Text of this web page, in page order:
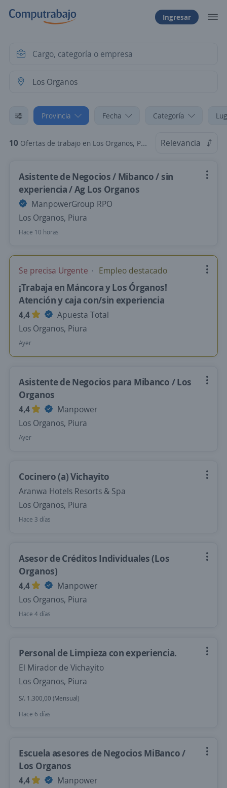
Ingresar
Provincia Fecha Categoría
10 Ofertas de trabajo en Los Organos, Piura Relevancia
Asistente de Negocios / Mibanco / sin
experiencia / Ag Los Organos
ManpowerGroup RPO
Los Organos, Piura
Hace 10 horas
Se precisa Urgente Empleo destacado
¡Trabaja en Máncora y Los Órganos!
Atención y caja con/sin experiencia
4,4
Apuesta Total
Los Organos, Piura
Ayer
Asistente de Negocios para Mibanco / Los
Organos
4,4
Manpower
Los Organos, Piura
Ayer
Cocinero (a) Vichayito
Aranwa Hotels Resorts & Spa
Los Organos, Piura
Hace 3 días
Asesor de Créditos Individuales (Los
Organos)
4,4
Manpower
Los Organos, Piura
Hace 4 días
Personal de Limpieza con experiencia.
El Mirador de Vichayito
Los Organos, Piura
S/. 1.300,00 (Mensual)
Hace 6 días
Escuela asesores de Negocios MiBanco /
Los Organos
4,4
Manpower